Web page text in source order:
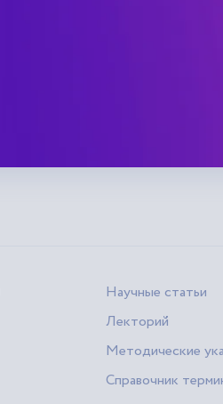
Научные статьи
Лекторий
Методические
Справочник